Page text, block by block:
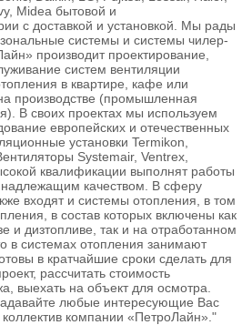
Midea бытовой и
с доставкой и установкой. Мы рады
системы и системы чилер-
производит проектирование,
систем вентиляции
в квартире, кафе или
производстве (промышленная
В своих проектах мы используем
европейских и отечественных
установки Termikon,
Systemair, Ventrex,
квалификации выполнят работы
надлежащим качеством. В сферу
входят и системы отопления, в том
в состав которых включены как
и дизтопливе, так и на отработанном
в системах отопления занимают
в кратчайшие сроки сделать для
рассчитать стоимость
выехать на объект для осмотра.
любые интересующие Вас
компании «ПетроЛайн»."